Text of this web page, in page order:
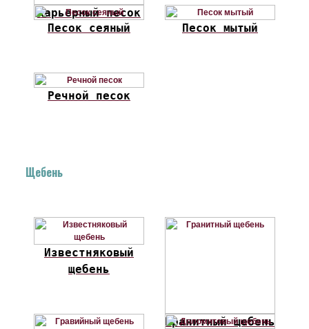
Карьерный песок
Песок сеяный Песок мытый
Речной песок
Щебень
Известняковый
щебень
Гранитный щебень